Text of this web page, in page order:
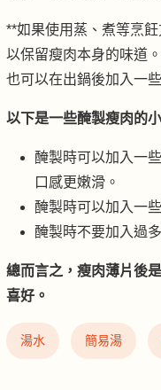
**如果使用蒸、煮等烹
以保留瘦肉本身的味道
也可以在出鍋後加入一
以下是一些醃製瘦肉的小
醃製時可以加入一
口感更嫩滑。
醃製時可以加入一
醃製時不要加入過
總而言之，瘦肉薄片後
喜好。
湯水 簡易湯